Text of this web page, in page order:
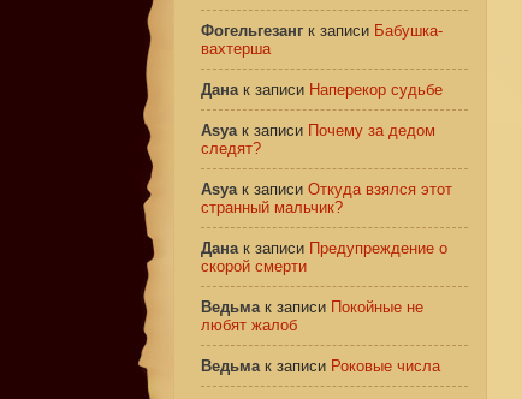
Фогельгезанг к записи Бабушка-
вахтерша
Данак записи Наперекор судьбе
Asyaк записи Почему за дедом
следят?
Asyaк записи Откуда взялся этот
странный мальчик?
Данак записи Предупреждение о
скорой смерти
Ведьмак записи Покойные не
любят жалоб
Ведьмак записи Роковые числа